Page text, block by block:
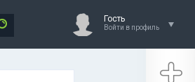
Гость
Войти в профиль